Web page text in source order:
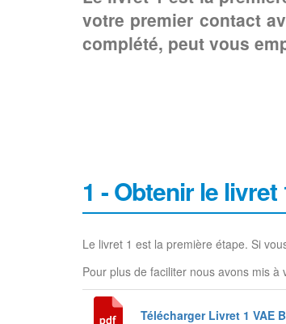
votre premier contact
complété, peut vous
1 - Obtenir le livret
Le livret 1 est la première étape. Si
Pour plus de faciliter nous avons mis à
Télécharger Livret 1 VAE